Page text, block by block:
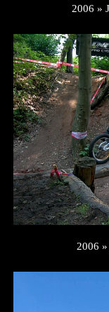
2006 »
2006